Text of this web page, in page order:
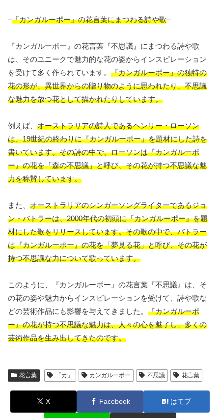
–『カンガルーポー』の花言葉にまつわる詩や歌–
『カンガルーポー』の花言葉『不思議』にまつわる詩や歌
は、そのユニークで魅力的な花の姿からインスピレーション
を受けて多く作られています。 『カンガルーポー』の独特の
花の形が、異世界からの贈り物のように思われたり、不思議
な魅力を放つ花として描かれたりしています。
例えば、 オーストラリアの詩人であるヘンリー・ローソン
は、19世紀の終わりに『カンガルーポー』を題材にした詩を
書いています。その詩の中で、ローソンは『カンガルーポ
ー』の花を「森の不思議」と呼び、その花が持つ不思議な魅
力を称賛しています。
また、 オーストラリアのシンガーソングライターであるジョ
ン・バトラーは、2000年代の初頭に『カンガルーポー』を題
材にした歌をリリースしています。その歌の中で、バトラー
は『カンガルーポー』の花を「夢見る花」と呼び、その花が
持つ不思議な力について歌っています。
このように、『カンガルーポー』の花言葉『不思議』は、そ
の花の姿や魅力からインスピレーションを受けて、詩や歌な
どの芸術作品にも影響を与えてきました。 『カンガルーポ
ー』の花が持つ不思議な魅力は、人々の心を魅了し、多くの
芸術作品を生み出してきたのです。
花言葉 「カ」 カンガルーポー 不思議 花言葉
X Facebook はてブ